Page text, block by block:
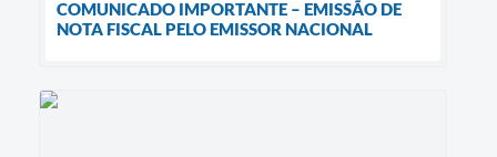
COMUNICADO IMPORTANTE – EMISSÃO DE
NOTA FISCAL PELO EMISSOR NACIONAL